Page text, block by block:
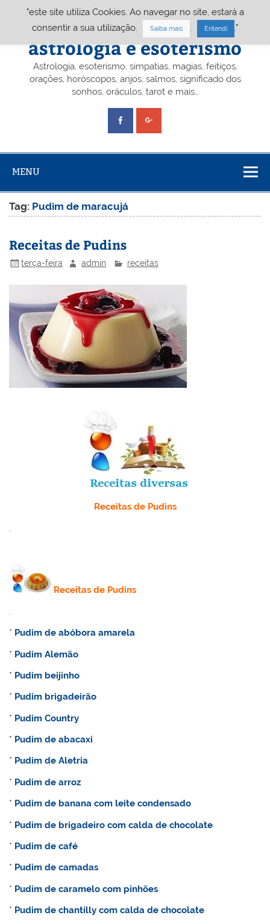
Portal A&E – Portal
astrologia e esoterismo
Astrologia, esoterismo, simpatias, magias, feitiços,
orações, horóscopos, anjos, salmos, significado dos
sonhos, oráculos, tarot e mais…
MENU
Tag: Pudim de maracujá
Receitas de Pudins
terça-feira admin receitas
Receitas de Pudins
Receitas de Pudins
.
* Pudim de abóbora amarela
* Pudim Alemão
* Pudim beijinho
* Pudim brigadeirão
* PudimCountry
* Pudim de abacaxi
* Pudim deAletria
* Pudim de arroz
* Pudim de banana com leite condensado
* Pudim de brigadeiro com calda de chocolate
* Pudim de café
* Pudim de camadas
* Pudim de caramelo com pinhões
* Pudim de chantilly com calda de chocolate
"este site utiliza Cookies. Ao navegar no site, estará a
consentir a sua utilização.
Saiba mais Entendi ."